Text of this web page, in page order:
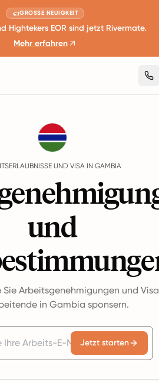
GROSSE NEUIGKEIT
Hightekers EOR sind jetzt Rivermate.
Mehr erfahren
UND VISA IN GAMBIA
und
Sie Arbeitsgenehmigungen und
in Gambia sponsern.
Jetzt starten